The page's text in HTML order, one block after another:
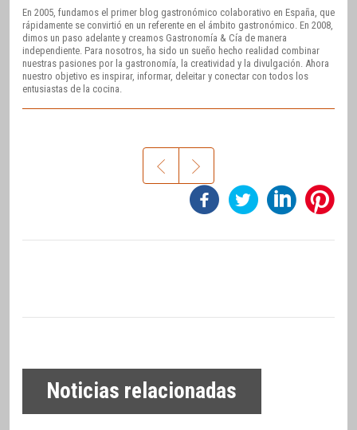
En 2005, fundamos el primer blog gastronómico colaborativo en España, que
rápidamente se convirtió en un referente en el ámbito gastronómico. En 2008,
dimos un paso adelante y creamos Gastronomía & Cía de manera
independiente. Para nosotros, ha sido un sueño hecho realidad combinar
nuestras pasiones por la gastronomía, la creatividad y la divulgación. Ahora
nuestro objetivo es inspirar, informar, deleitar y conectar con todos los
entusiastas de la cocina.
Noticias relacionadas